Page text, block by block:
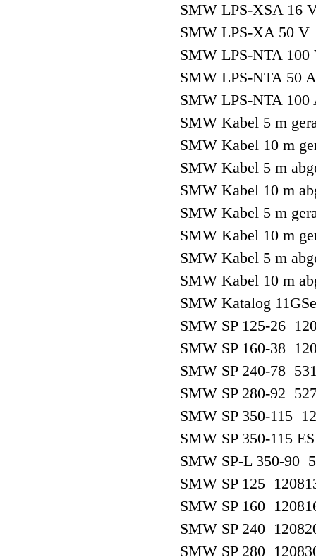
SMW LPS-XSA 16
SMW LPS-XA 50 V
SMW LPS-NTA
SMW LPS-NTA 50
SMW LPS-NTA
SMW Kabel 5 m
SMW Kabel 10 m
SMW Kabel 5 m
SMW Kabel 10 m
SMW Kabel 5 m
SMW Kabel 10 m
SMW Kabel 5 m
SMW Kabel 10 m
SMW Katalog
SMW SP 125-26
SMW SP 160-38
SMW SP 240-78
SMW SP 280-92
SMW SP 350-115
SMW SP 350-115
SMW SP-L 350-90
SMW SP 125
SMW SP 160
SMW SP 240
SMW SP 280